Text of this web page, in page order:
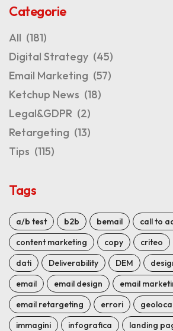
Categorie
All (181)
Digital Strategy (45)
Email Marketing (57)
Ketchup News (18)
Legal&GDPR (2)
Retargeting (13)
Tips (115)
Tags
a/b test b2b bemail
call to
content marketing
copy criteo
dati
Deliverability DEM
email
email design
email
email retargeting
errori
immagini
infografica
landing